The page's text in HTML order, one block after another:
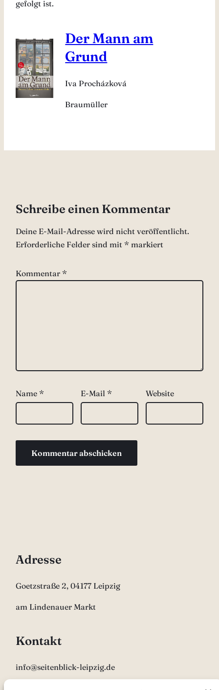
gefolgt ist.
Der Mann am
Grund
Iva Procházková
Braumüller
Schreibe einen Kommentar
Deine E-Mail-Adresse wird nicht veröffentlicht.
Erforderliche Felder sind mit * markiert
Kommentar *
Name * E-Mail * Website
Adresse
Goetzstraße 2, 04177 Leipzig
am Lindenauer Markt
Kontakt
info@seitenblick-leipzig.de